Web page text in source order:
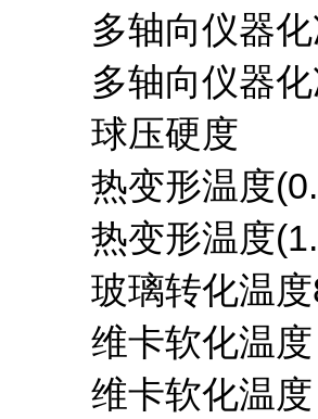
多轴向仪器
多轴向仪器
球压硬度
热变形温度
热变形温度
玻璃转化温
维卡软化温度
维卡软化温度